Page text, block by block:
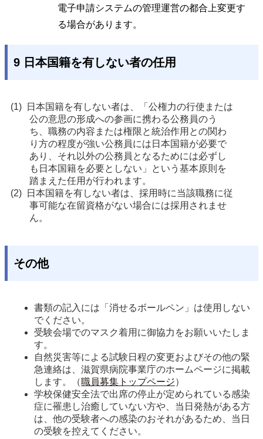
電子申請システムの管理運営の都合上変更す
る場合があります。
9 日本国籍を有しない者の任用
日本国籍を有しない者は、「公権力の行使または
公の意思の形成への参画に携わる公務員のう
ち、職務の内容または権限と統治作用との関わ
り方の程度が強い公務員には日本国籍が必要で
あり、それ以外の公務員となるためには必ずし
も日本国籍を必要としない」という基本原則を
踏まえた任用が行われます。
日本国籍を有しない者は、採用時に当該職務に従
事可能な在留資格がない場合には採用されませ
ん。
その他
書類の記入には「消せるボールペン」は使用しない
でください。
受験会場でのマスク着用に御協力をお願いいたしま
す。
自然災害等による試験日程の変更およびその他の緊
急連絡は、滋賀県病院事業庁のホームページに掲載
します。（職員募集トップページ）
学校保健安全法で出席の停止が定められている感染
症に罹患し治癒していない方や、当日発熱がある方
は、他の受験者への感染のおそれがあるため、当日
の受験を控えてください。